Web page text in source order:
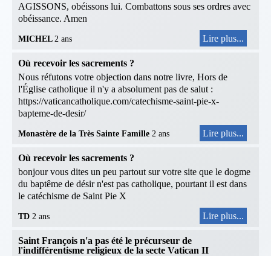
AGISSONS, obéissons lui. Combattons sous ses ordres avec
obéissance. Amen
MICHEL 2 ans Lire plus...
Où recevoir les sacrements ?
Nous réfutons votre objection dans notre livre, Hors de
l'Église catholique il n'y a absolument pas de salut :
https://vaticancatholique.com/catechisme-saint-pie-x-
bapteme-de-desir/
Monastère de la Très Sainte Famille 2 ans Lire plus...
Où recevoir les sacrements ?
bonjour vous dites un peu partout sur votre site que le dogme
du baptême de désir n'est pas catholique, pourtant il est dans
le catéchisme de Saint Pie X
TD 2 ans Lire plus...
Saint François n'a pas été le précurseur de
l'indifférentisme religieux de la secte Vatican II